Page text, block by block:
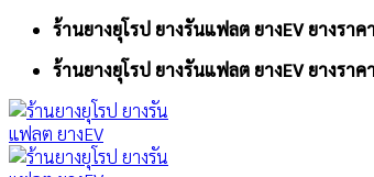
Skip
content
ร้านยางยุโรป ยางรันแฟลต ยางEV ยางรา
ร้านยางยุโรป ยางรันแฟลต ยางEV ยางรา